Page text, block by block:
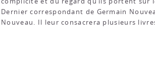
Dernier correspondant de Germain
Nouveau. Il leur consacrera plusieurs